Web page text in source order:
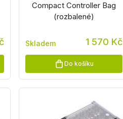
Compact Controller Bag
(rozbalené)
Skladem 1 570 Kč
Do košíku